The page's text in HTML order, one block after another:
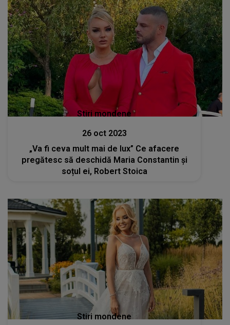
Stiri mondene
26 oct 2023
„Va fi ceva mult mai de lux” Ce afacere
pregătesc să deschidă Maria Constantin și
soțul ei, Robert Stoica
Stiri mondene